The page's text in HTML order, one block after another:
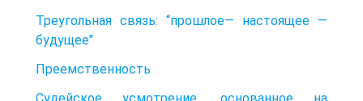
Треугольная связь: “прошлое— настоящее —
будущее"
Преемственность